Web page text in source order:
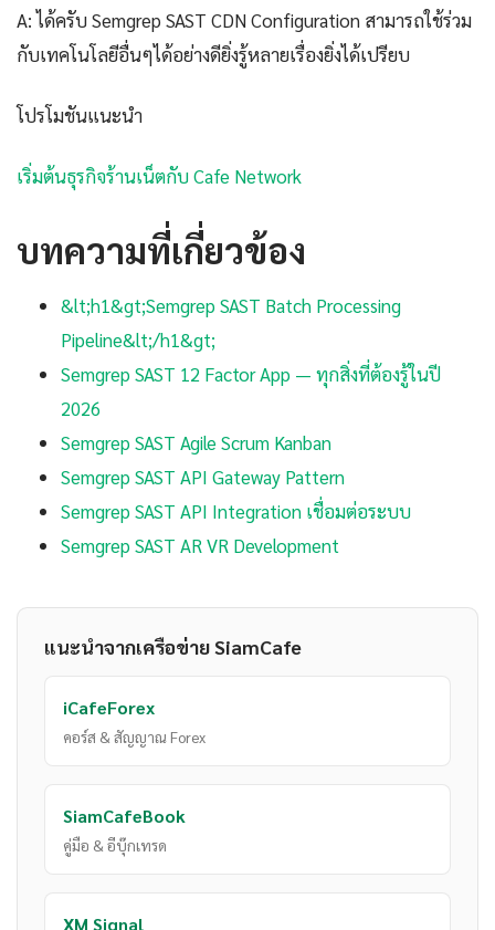
A: ได้ครับ Semgrep SAST CDN Configuration สามารถใช้ร่วม
กับเทคโนโลยีอื่นๆได้อย่างดียิ่งรู้หลายเรื่องยิ่งได้เปรียบ
โปรโมชันแนะนำ
เริ่มต้นธุรกิจร้านเน็ตกับ Cafe Network
บทความที่เกี่ยวข้อง
&lt;h1&gt;Semgrep SAST Batch Processing
Pipeline&lt;/h1&gt;
Semgrep SAST 12 Factor App — ทุกสิ่งที่ต้องรู้ในปี
2026
Semgrep SAST Agile Scrum Kanban
Semgrep SAST API Gateway Pattern
Semgrep SAST API Integration เชื่อมต่อระบบ
Semgrep SAST AR VR Development
แนะนำจากเครือข่าย SiamCafe
iCafeForex
คอร์ส & สัญญาณ Forex
SiamCafeBook
คู่มือ & อีบุ๊กเทรด
XM Signal